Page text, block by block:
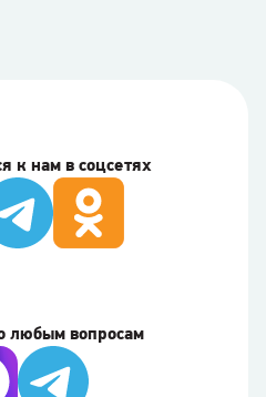
к нам в соцсетях
любым вопросам